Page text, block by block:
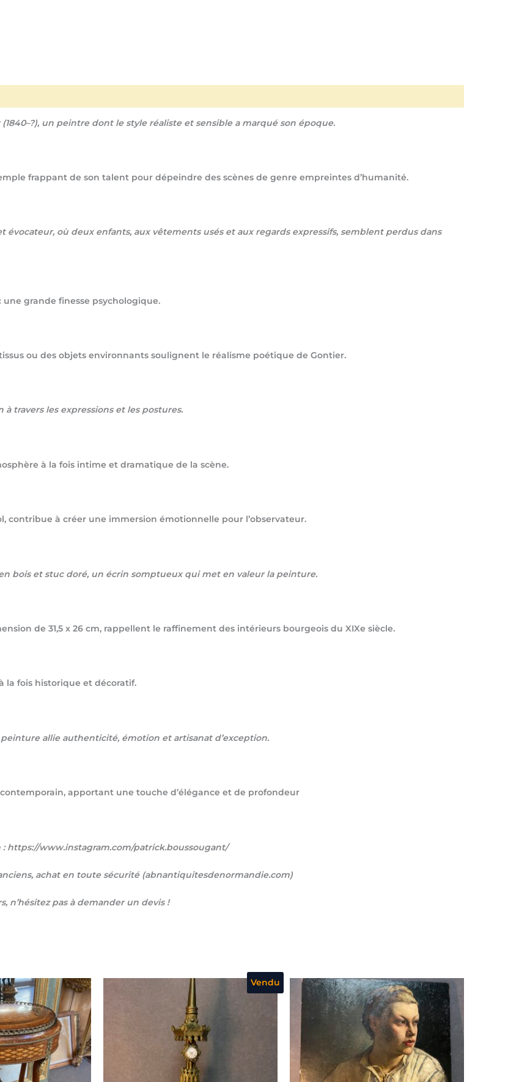
un peintre dont le style réaliste et sensible a marqué son époque.
frappant de son talent pour dépeindre des scènes de genre empreintes d’humanité.
où deux enfants, aux vêtements usés et aux regards expressifs, semblent perdus dans
grande finesse psychologique.
ou des objets environnants soulignent le réalisme poétique de Gontier.
travers les expressions et les postures.
à la fois intime et dramatique de la scène.
contribue à créer une immersion émotionnelle pour l’observateur.
bois et stuc doré, un écrin somptueux qui met en valeur la peinture.
de 31,5 x 26 cm, rappellent le raffinement des intérieurs bourgeois du XIXe siècle.
la fois historique et décoratif.
allie authenticité, émotion et artisanat d’exception.
apportant une touche d’élégance et de profondeur
https://www.instagram.com/patrick.boussougant/
achat en toute sécurité (abnantiquitesdenormandie.com)
n’hésitez pas à demander un devis !
Vendu